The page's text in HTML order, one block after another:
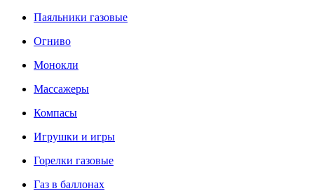
Паяльники газовые
Огниво
Монокли
Массажеры
Компасы
Игрушки и игры
Горелки газовые
Газ в баллонах